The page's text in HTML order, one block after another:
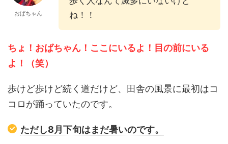
おばちゃん
ね！！
ちょ！おばちゃん！ここにいるよ！目の前にいる
よ！（笑）
歩けど歩けど続く道だけど、田舎の風景に最初はコ
コロが踊っていたのです。
ただし8月下旬はまだ暑いのです。